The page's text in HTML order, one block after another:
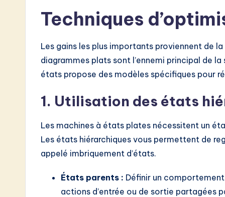
Techniques
Les gains les plus importants proviennent de
diagrammes plats sont l’ennemi principal de
états propose des modèles spécifiques pour
1. Utilisation des états
Les machines à états plates nécessitent un
Les états hiérarchiques vous permettent de
appelé imbriquement d’états.
États parents : Définir un
actions d’entrée ou de sortie partagées